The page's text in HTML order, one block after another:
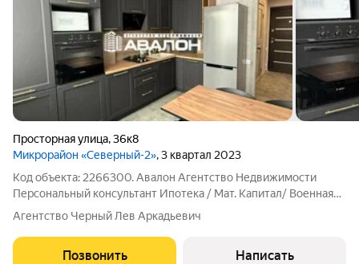
Просторная улица,36к8
Микрорайон «Северный-2», 3 квартал 2023
Код объекта: 2266300. Авалон Агентство Недвижимости
Персональный консультант Ипотека / Мат. Капитал/ Военная
Ипотека Юр. Сопровождение Новая квартира, в ЖК Комфорт
класса. В квартире никто не проживал! Новый ремонт,
стильный интерьер с ламинатом,
Агентство Черный Лев Аркадьевич
Позвонить Написать